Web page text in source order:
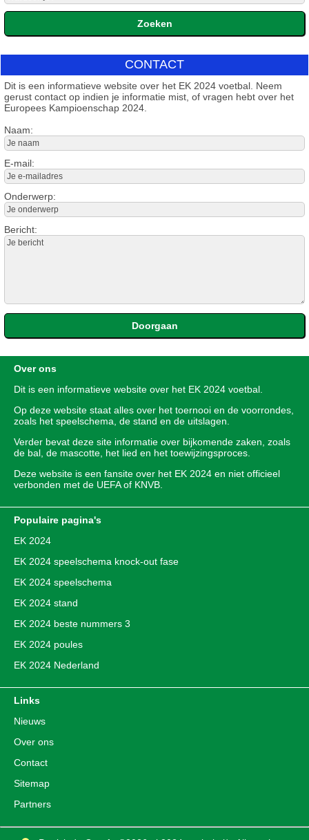
CONTACT
Dit is een informatieve website over het EK 2024 voetbal. Neem
gerust contact op indien je informatie mist, of vragen hebt over het
Europees Kampioenschap 2024.
Naam:
E-mail:
Onderwerp:
Bericht:
Over ons
Dit is een informatieve website over het EK 2024 voetbal.
Op deze website staat alles over het toernooi en de voorrondes,
zoals het speelschema, de stand en de uitslagen.
Verder bevat deze site informatie over bijkomende zaken, zoals
de bal, de mascotte, het lied en het toewijzingsproces.
Deze website is een fansite over het EK 2024 en niet officieel
verbonden met de UEFA of KNVB.
Populaire pagina's
EK 2024
EK 2024 speelschema knock-out fase
EK 2024 speelschema
EK 2024 stand
EK 2024 beste nummers 3
EK 2024 poules
EK 2024 Nederland
Links
Nieuws
Over ons
Contact
Sitemap
Partners